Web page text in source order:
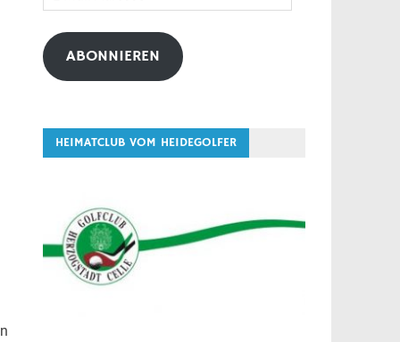
Mail-
Adresse
ABONNIEREN
HEIMATCLUB VOM HEIDEGOLFER